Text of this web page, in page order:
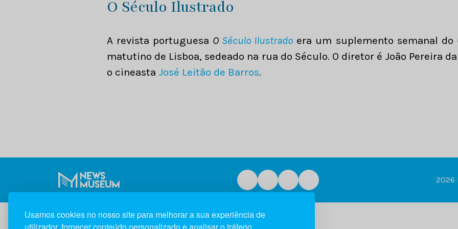
Usamos cookies no nosso site para melhorar a sua experiência de
O Século Ilustrado
A revista portuguesa O Século Ilustrado era um suplemento semanal do
matutino de Lisboa, sedeado na rua do Século. O diretor é João Pereira
o cineasta José Leitão de Barros.
2026